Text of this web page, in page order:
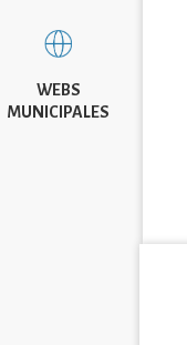
WEBS
MUNICIPALES